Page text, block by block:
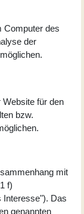
Computer des
der
für den
bzw.
mit
f)
Interesse"). Das
genannten